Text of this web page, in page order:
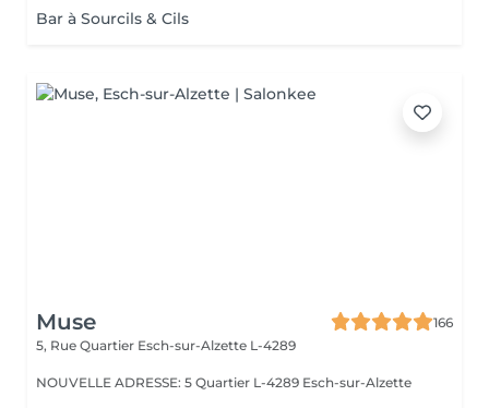
Bar à Sourcils & Cils
Muse
166
5, Rue Quartier Esch-sur-Alzette L-4289
NOUVELLE ADRESSE: 5 Quartier L-4289 Esch-sur-Alzette